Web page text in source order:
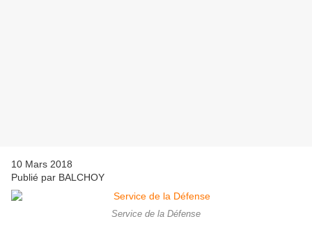
10 Mars 2018
Publié par BALCHOY
Service de la Défense